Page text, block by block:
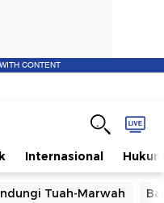
CONTENT
Internasional Hukum
Tuah-Marwah